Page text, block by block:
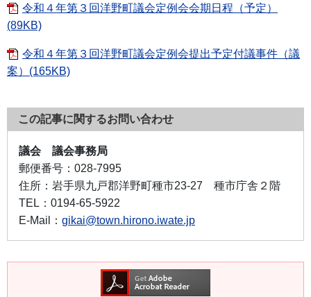
令和４年第３回洋野町議会定例会会期日程（予定）
(89KB)
令和４年第３回洋野町議会定例会提出予定付議事件（議
案）(165KB)
この記事に関するお問い合わせ
議会 議会事務局
郵便番号： 028-7995
住所： 岩手県九戸郡洋野町種市23-27 種市庁舎２階
TEL： 0194-65-5922
E-Mail： gikai@town.hirono.iwate.jp